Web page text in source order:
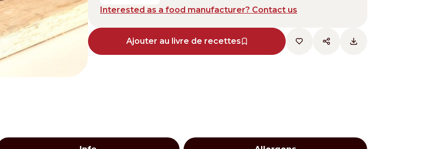
Interested as a food manufacturer? Contact us
Ajouter au livre de recettes